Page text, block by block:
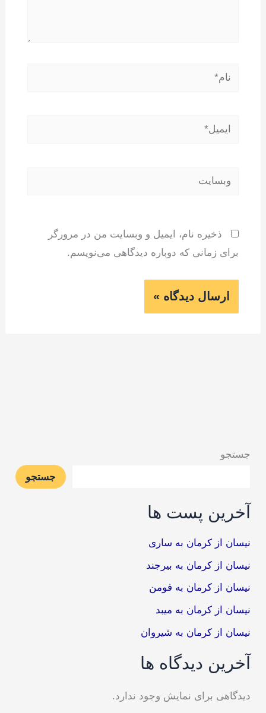
نام*
ایمیل*
وبسایت
ذخیره نام، ایمیل و وبسایت من در مرورگر
برای زمانی که دوباره دیدگاهی می‌نویسم.
جستجو
جستجو
آخرین پست ها
نیسان از کرمان به ساری
نیسان از کرمان به بیرجند
نیسان از کرمان به فومن
نیسان از کرمان به میبد
نیسان از کرمان به شیروان
آخرین دیدگاه ها
دیدگاهی برای نمایش وجود ندارد.